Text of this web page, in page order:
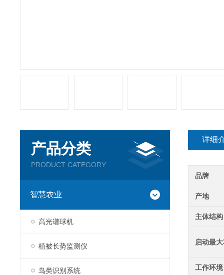
产品分类
PRODUCT CATEGORY
智慧农业
高光谱球机
植被长势监测仪
鸟类识别系统
详细
品牌
产地
主体结构
启动最
工作环境